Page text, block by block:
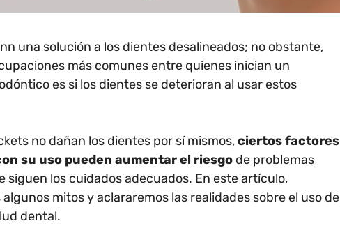
una solución a los dientes desalineados; no obstante,
más comunes entre quienes inician un
es si los dientes se deterioran al usar estos
no dañan los dientes por sí mismos,ciertos factores
su uso pueden aumentar el riesgo de problemas
siguen los cuidados adecuados. En este artículo,
mitos y aclararemos las realidades sobre el uso de
dental.